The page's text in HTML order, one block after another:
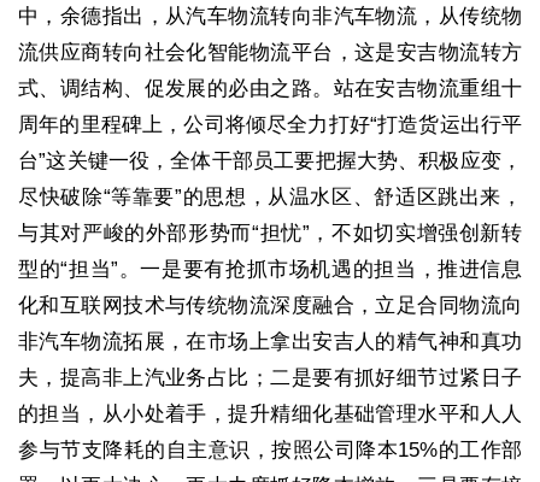
中，余德指出，从汽车物流转向非汽车物流，从传统物
流供应商转向社会化智能物流平台，这是安吉物流转方
式、调结构、促发展的必由之路。站在安吉物流重组十
周年的里程碑上，公司将倾尽全力打好“打造货运出行平
台”这关键一役，全体干部员工要把握大势、积极应变，
尽快破除“等靠要”的思想，从温水区、舒适区跳出来，
与其对严峻的外部形势而“担忧”，不如切实增强创新转
型的“担当”。一是要有抢抓市场机遇的担当，推进信息
化和互联网技术与传统物流深度融合，立足合同物流向
非汽车物流拓展，在市场上拿出安吉人的精气神和真功
夫，提高非上汽业务占比；二是要有抓好细节过紧日子
的担当，从小处着手，提升精细化基础管理水平和人人
参与节支降耗的自主意识，按照公司降本15%的工作部